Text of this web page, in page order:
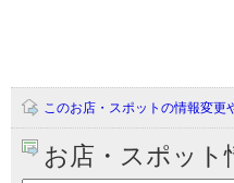
このお店・スポットの情報変更
お店・スポット